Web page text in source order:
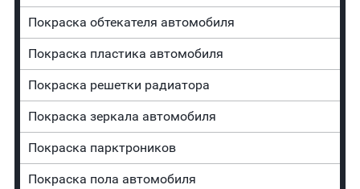
Покраска обтекателя автомобиля
Покраска пластика автомобиля
Покраска решетки радиатора
Покраска зеркала автомобиля
Покраска парктроников
Покраска пола автомобиля